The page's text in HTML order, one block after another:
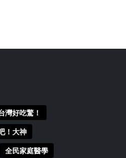
灣好吃驚！
！大神
全民家庭醫學